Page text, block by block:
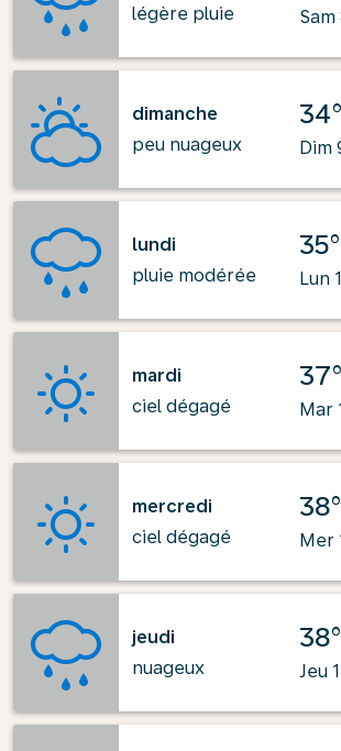
légère pluie
dimanche
peu nuageux
Dim
lundi
pluie modérée
Lun
mardi
ciel dégagé
Mar
mercredi
ciel dégagé
Mer
jeudi
nuageux
Jeu